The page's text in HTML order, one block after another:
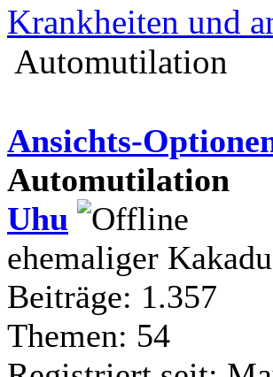
Krankheiten und
Automutilation
Ansichts-
Automutilation
Uhu
ehemaliger
Beiträge: 1.357
Themen: 54